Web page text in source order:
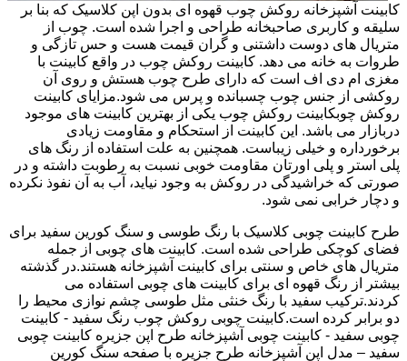
کابینت آشپزخانه روکش چوب قهوه ای بدون اپن کلاسیک که بنا بر
سلیقه و کاربری صاحبخانه طراحی و اجرا شده است. چوب از
متریال های دوست داشتنی و گران قیمت هست و حس تازگی و
طروات به خانه می دهد. کابینت روکش چوب در واقع کابینت با
مغزی ام دی اف است که دارای طرح چوب هستش و روی آن
روکشی از جنس چوب چسبانده و پرس می شود.مزایای کابینت
روکش چوبکابینت روکش چوب یکی از بهترین کابینت های موجود
دربازار می باشد. این کابینت از استحکام و مقاومت زیادی
برخورداره و خیلی زیباست. همچنین به علت استفاده از رنگ های
پلی استر و پلی اورتان مقاومت خوبی نسبت به رطوبت داشته و در
صورتی که خراشیدگی در روکش به وجود نیاید، آب به آن نفوذ نکرده
و دچار خرابی نمی شود.
طرح کابینت چوبی کلاسیک با رنگ طوسی و سنگ کورین سفید برای
فضای کوچکی طراحی شده است. کابینت های چوبی از جمله
متریال های خاص و سنتی برای کابینت آشپزخانه هستند.در گذشته
بیشتر از رنگ قهوه ای برای کابینت های چوبی استفاده می
کردند.ترکیب سفید با رنگ خنثی مثل طوسی چشم نوازی محیط را
دو برابر کرده است.کابینت چوبی روکش چوب رنگ سفید - کابینت
چوبی سفید - کابینت چوبی آشپزخانه طرح اپن جزیره کابینت چوبی
سفید – مدل اپن آشپزخانه طرح جزیره با صفحه سنگ کورین